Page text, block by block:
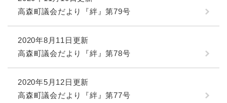
高森町議会だより『絆』第79号
2020年8月11日更新
高森町議会だより『絆』第78号
2020年5月12日更新
高森町議会だより『絆』第77号